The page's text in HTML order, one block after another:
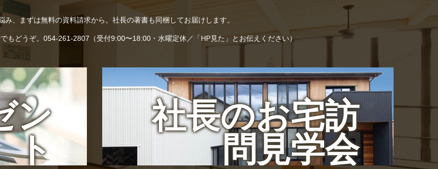
み、まずは無料の資料請求から。社長の著書も同梱してお届けします。
もどうぞ。054-261-2807（受付9:00〜18:00・水曜定休／「HP見た」とお伝えください）
ン
ト
社長のお宅訪
問見学会